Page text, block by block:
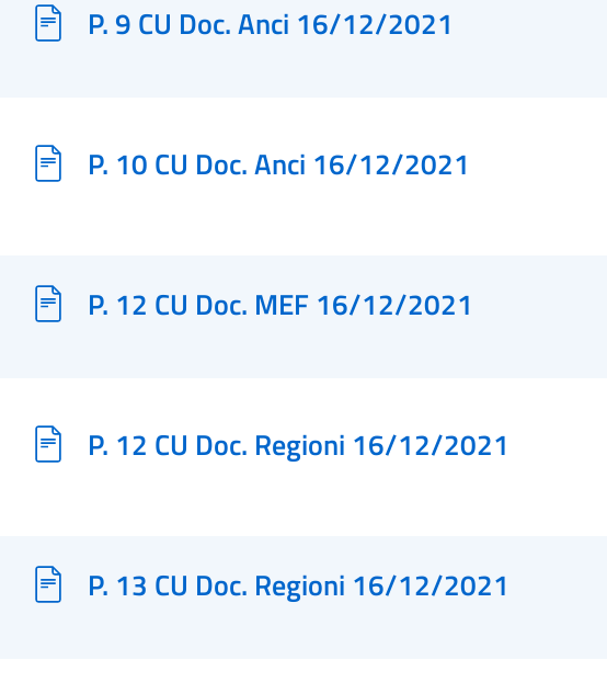
P. 9 CU Doc. Anci 16/12/2021
P. 10 CU Doc. Anci 16/12/2021
P. 12 CU Doc. MEF 16/12/2021
P. 12 CU Doc. Regioni 16/12/2021
P. 13 CU Doc. Regioni 16/12/2021